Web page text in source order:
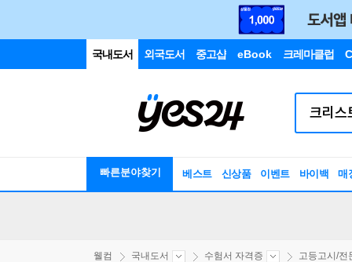
국내도서 외국도서 중고샵 eBook 크레마클럽
빠른분야찾기 베스트 신상품 이벤트 바이백 매
웰컴 국내도서 수험서 자격증 고등고시/전